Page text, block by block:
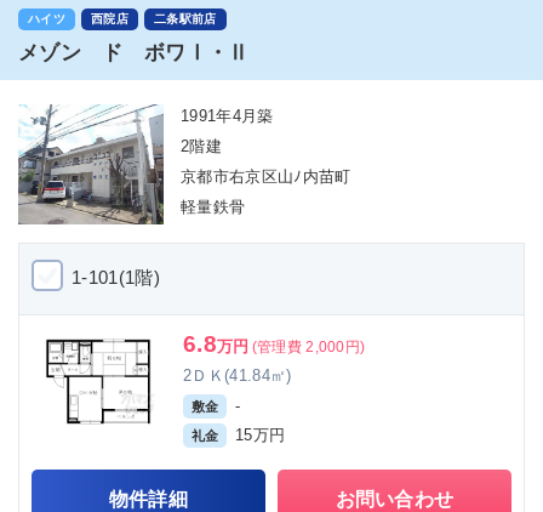
ハイツ 西院店 二条駅前店
メゾン ド ボワⅠ・Ⅱ
1991年4月築
2階建
京都市右京区山ﾉ内苗町
軽量鉄骨
1-101(1階)
6.8万円 (管理費 2,000円)
2ＤＫ(41.84㎡)
敷金 -
礼金 15万円
物件詳細 お問い合わせ